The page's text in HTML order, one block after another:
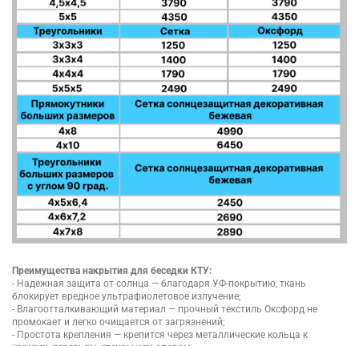
Преимущества накрытия для беседки КТУ:
- Надежная защита от солнца — благодаря УФ-покрытию, ткань
блокирует вредное ультрафиолетовое излучение;
- Влагоотталкивающий материал — прочный текстиль Оксфорд не
промокает и легко очищается от загрязнений;
- Простота крепления — крепится через металлические кольца к